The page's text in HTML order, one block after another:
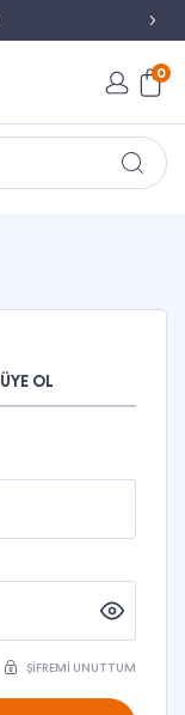
0
ÜYE OL
ŞIFREMI UNUTTUM